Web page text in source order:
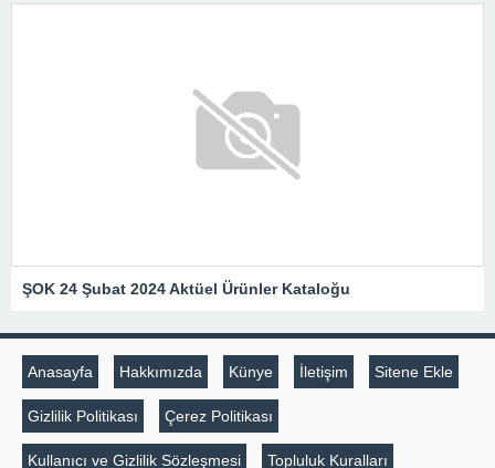
ŞOK 24 Şubat 2024 Aktüel Ürünler Kataloğu
Anasayfa Hakkımızda Künye İletişim Sitene Ekle
Gizlilik Politikası Çerez Politikası
Kullanıcı ve Gizlilik Sözleşmesi Topluluk Kuralları